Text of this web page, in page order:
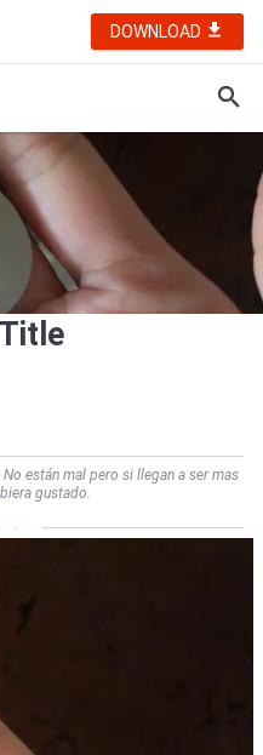
DOWNLOAD
están mal pero si llegan a ser mas
gustado.